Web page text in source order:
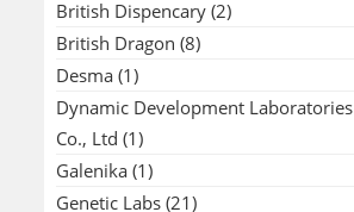
British Dispencary (2)
British Dragon (8)
Desma (1)
Dynamic Development Laboratories
Co., Ltd (1)
Galenika (1)
Genetic Labs (21)